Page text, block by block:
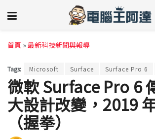
首頁 »最新科技新聞與報導
Tags: Microsoft Surface Surface Pro 6
微軟 Surface Pro 6
大設計改變，2019
（握拳）